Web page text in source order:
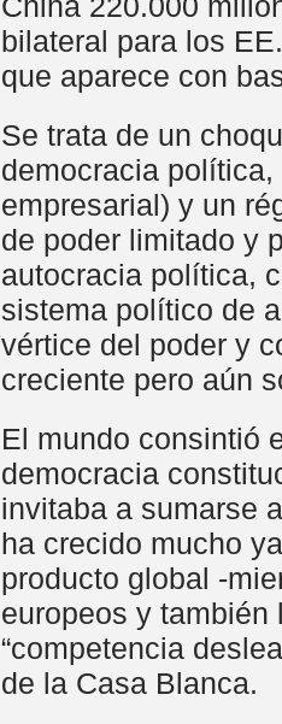
bilateral para los
que aparece con
Se trata de un
democracia
empresarial) y un
de poder limitado y
autocracia política,
sistema político de
vértice del poder y
creciente pero aún
El mundo consintió
democracia
invitaba a sumarse
ha crecido mucho
producto global -
europeos y
“competencia
de la Casa Blanca.